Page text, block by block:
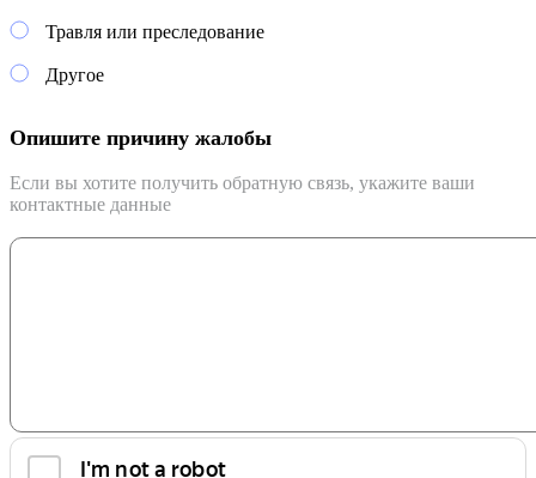
Травля или преследование
Другое
Опишите причину жалобы
Если вы хотите получить обратную связь, укажите ваши
контактные данные